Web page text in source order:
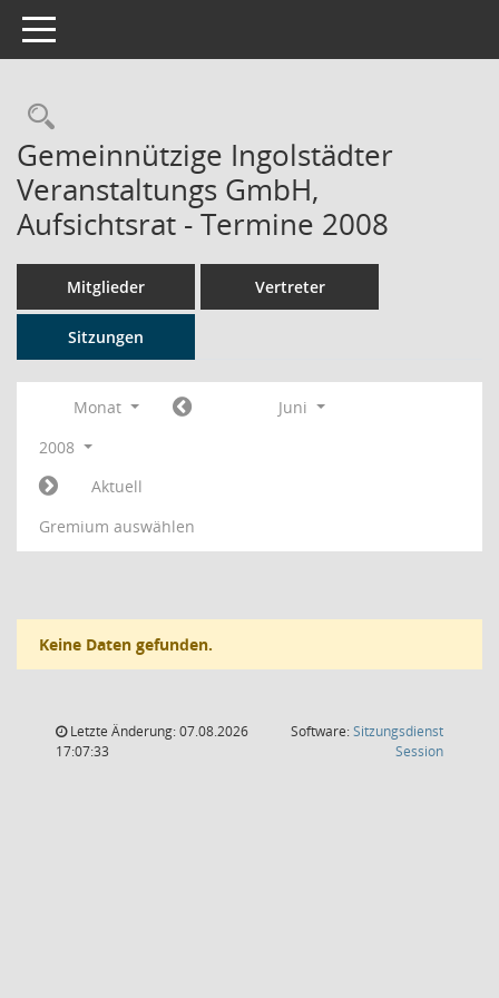
Toggle navigation
Rechercheauswahl
Gemeinnützige Ingolstädter
Veranstaltungs GmbH,
Aufsichtsrat - Termine 2008
Mitglieder Vertreter
Sitzungen
Monat
Juni
2008
Aktuell
Gremium auswählen
Keine Daten gefunden.
Letzte Änderung: 07.08.2026
17:07:33
Software:Sitzungsdienst
Session(Wird in